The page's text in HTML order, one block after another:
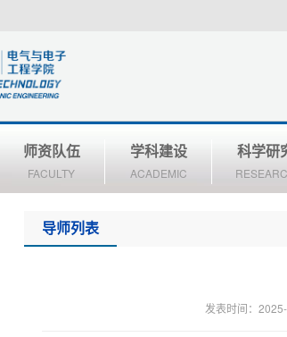
师资队伍
FACULTY
学科建设
ACADEMIC
科学研
导师列表
发表时间：